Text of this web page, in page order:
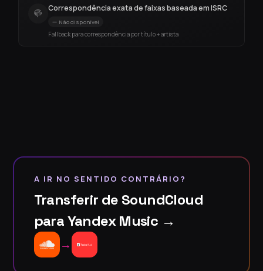
Correspondência exata de faixas baseada em ISRC
Não disponível
Fallback para correspondência por título + artista
A IR NO SENTIDO CONTRÁRIO?
Transferir de SoundCloud
para Yandex Music →
→